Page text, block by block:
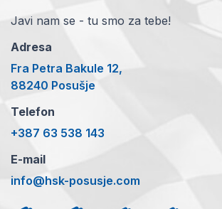
Javi nam se - tu smo za tebe!
Adresa
Fra Petra Bakule 12,
88240 Posušje
Telefon
+387 63 538 143
E-mail
info@hsk-posusje.com